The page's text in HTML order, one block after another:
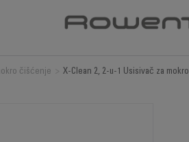
čišćenje X-Clean 2, 2-u-1 Usisivač za